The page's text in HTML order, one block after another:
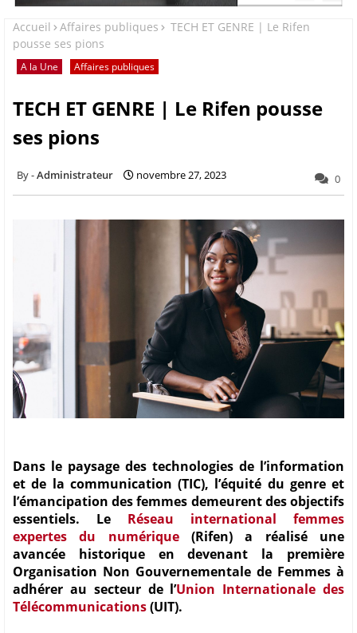
Accueil Affaires publiques
TECH ET GENRE | Le Rifen
pousse ses pions
A la Une Affaires publiques
TECH ET GENRE | Le Rifen pousse
ses pions
Administrateur novembre 27, 2023 0
Dans le paysage des technologies de l’information
et de la communication (TIC), l’équité du genre et
l’émancipation des femmes demeurent des objectifs
essentiels. Le Réseau international femmes
expertes du numérique(Rifen) a réalisé une
avancée historique en devenant la première
Organisation Non Gouvernementale de Femmes à
adhérer au secteur de l’Union Internationale des
Télécommunications(UIT).